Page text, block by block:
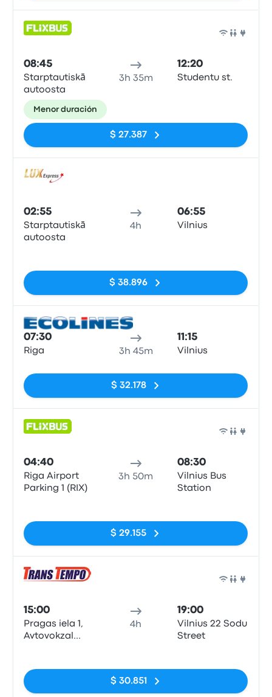
08:45
Starptautiskā
autoosta
3h 35m
12:20
Studentu st.
Menor duración
$ 27.387
02:55
Starptautiskā
autoosta
4h
06:55
Vilnius
$ 38.896
07:30
Riga 3h 45m
11:15
Vilnius
$ 32.178
04:40
Riga Airport
Parking 1 (RIX)
3h 50m
08:30
Vilnius Bus
Station
$ 29.155
15:00
Pragas iela 1,
Avtovokzal
4h
19:00
Vilnius 22 Sodu
Street
$ 30.851